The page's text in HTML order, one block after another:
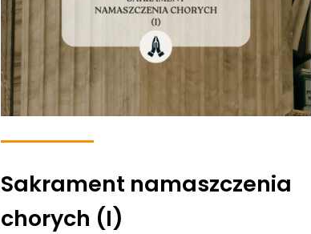
Sakrament namaszczenia
chorych (I)